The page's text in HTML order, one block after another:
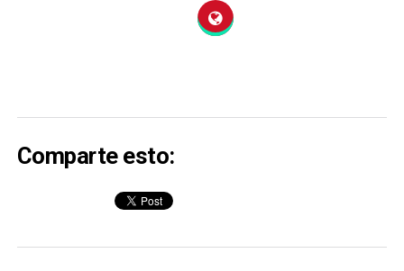
Comparte esto: